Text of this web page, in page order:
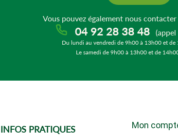
Vous pouvez également nous
04 92 28 38 48
Du lundi au vendredi de 9h00 à 13h00 et
Le samedi de 9h00 à 13h00 et de
INFOS PRATIQUES
Mon